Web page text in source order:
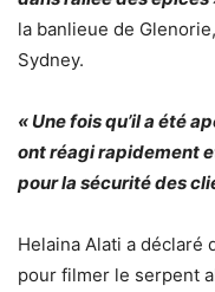
la banlieue de
Sydney.
« Une fois qu’il a été
ont réagi rapidement
pour la sécurité des
Helaina Alati a déclaré
pour filmer le serpent